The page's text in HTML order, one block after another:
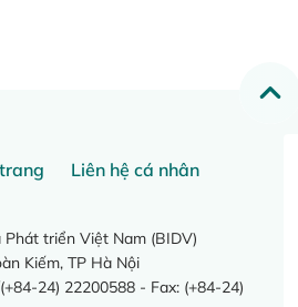
Liên hệ cá nhân
triển Việt Nam (BIDV)
Kiếm, TP Hà Nội
24) 22200588 - Fax: (+84-24)